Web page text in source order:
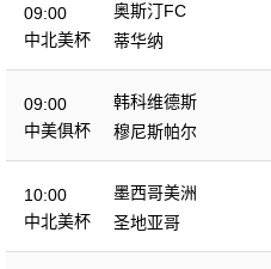
09:00
中北美杯
奥斯汀FC
蒂华纳
09:00
中美俱杯
韩科维德斯
穆尼斯帕尔
10:00
中北美杯
墨西哥美洲
圣地亚哥